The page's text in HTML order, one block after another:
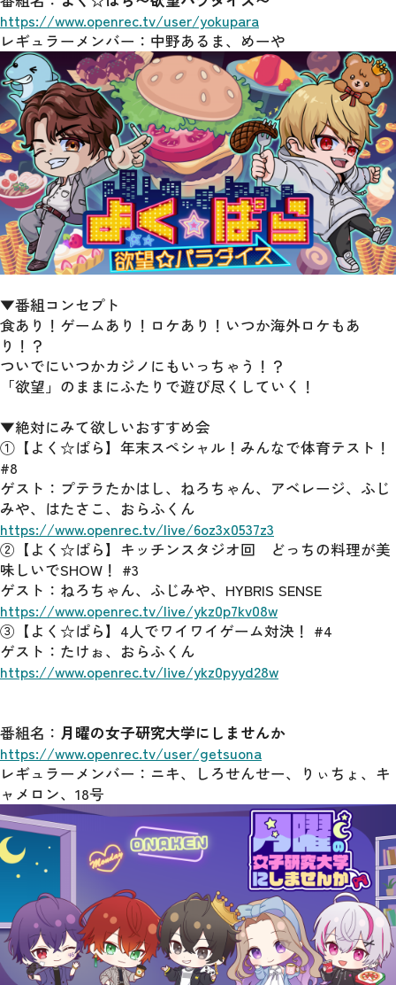
https://www.openrec.tv/user/yokupara
レギュラーメンバー：中野あるま、めーや
▼番組コンセプト
食あり！ゲームあり！ロケあり！いつか海外ロケもあ
り！？
ついでにいつかカジノにもいっちゃう！？
「欲望」のままにふたりで遊び尽くしていく！
▼絶対にみて欲しいおすすめ会
①【よく☆ぱら】年末スペシャル！みんなで体育テスト！
#8
ゲスト：プテラたかはし、ねろちゃん、アベレージ、ふじ
みや、はたさこ、おらふくん
https://www.openrec.tv/live/6oz3x0537z3
②【よく☆ぱら】キッチンスタジオ回　どっちの料理が美
味しいでSHOW！ #3
ゲスト：ねろちゃん、ふじみや、HYBRIS SENSE
https://www.openrec.tv/live/ykz0p7kv08w
③【よく☆ぱら】4人でワイワイゲーム対決！ #4
ゲスト：たけぉ、おらふくん
https://www.openrec.tv/live/ykz0pyyd28w
番組名： 月曜の女子研究大学にしませんか
https://www.openrec.tv/user/getsuona
レギュラーメンバー：ニキ、しろせんせー、りぃちょ、キ
ャメロン、18号